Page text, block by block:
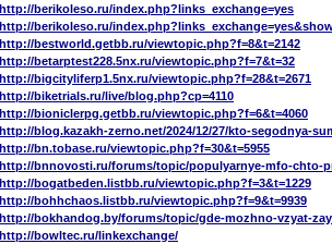
http://berikoleso.ru/index.php?links_exchange=yes
http://berikoleso.ru/
http://bestworld.getbb.ru/viewtopic.php?f=8&t=2142
http://betarptest228.5nx.ru/viewtopic.php?f=7&t=32
http://bigcityliferp1.5nx.ru/viewtopic.php?f=28&t=2671
http://biketrials.ru/live/blog.php?cp=4110
http://bioniclerpg.getbb.ru/viewtopic.php?f=6&t=4060
http://blog.kazakh-zerno.net/2024/12/27/kto-segodnya-
http://bn.tobase.ru/viewtopic.php?f=30&t=5955
http://bnnovosti.ru/forums/topic/populyarnye-mfo-chto-
http://bogatbeden.listbb.ru/viewtopic.php?f=3&t=1229
http://bohhchaos.listbb.ru/viewtopic.php?f=9&t=9939
http://bokhandog.by/forums/topic/gde-mozhno-vzyat-
http://bowltec.ru/linkexchange/